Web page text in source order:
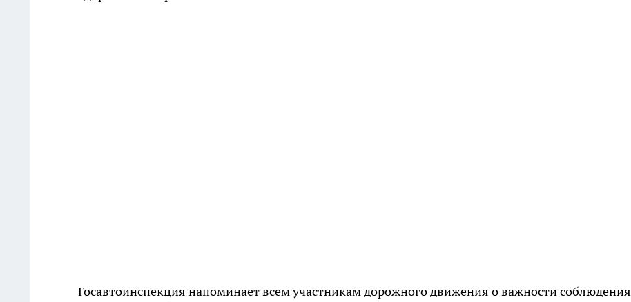
Госавтоинспекция напоминает всем участникам дорожного движения о важности соблюдения